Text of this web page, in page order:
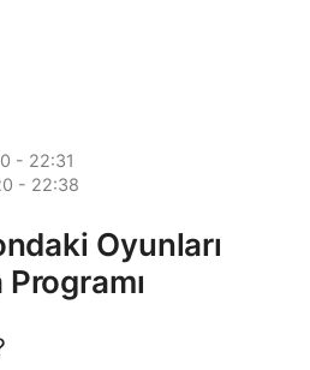
- 22:31
- 22:38
Oyunları